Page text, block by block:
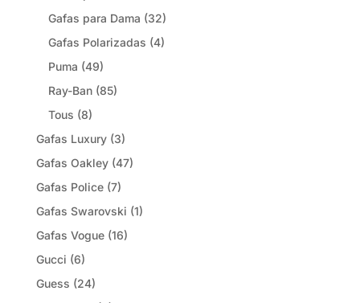
Gafas para Dama (32)
Gafas Polarizadas (4)
Puma (49)
Ray-Ban (85)
Tous (8)
Gafas Luxury (3)
Gafas Oakley (47)
Gafas Police (7)
Gafas Swarovski (1)
Gafas Vogue (16)
Gucci (6)
Guess (24)